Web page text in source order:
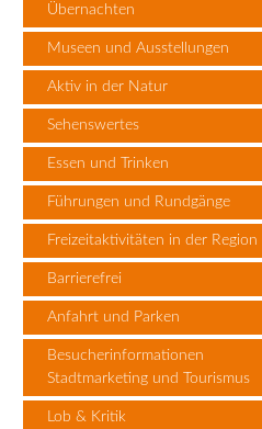
Übernachten
Museen und Ausstellungen
Aktiv in der Natur
Sehenswertes
Essen und Trinken
Führungen und Rundgänge
Freizeitaktivitäten in der Region
Barrierefrei
Anfahrt und Parken
Besucherinformationen
Stadtmarketing und Tourismus
Lob & Kritik